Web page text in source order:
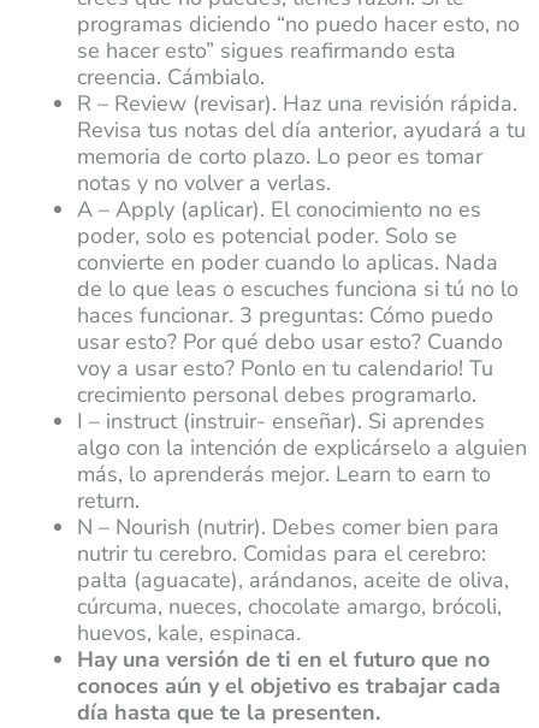
programas diciendo “no puedo hacer esto, no
se hacer esto” sigues reafirmando esta
creencia. Cámbialo.
R – Review (revisar). Haz una revisión rápida.
Revisa tus notas del día anterior, ayudará a tu
memoria de corto plazo. Lo peor es tomar
notas y no volver a verlas.
A – Apply (aplicar). El conocimiento no es
poder, solo es potencial poder. Solo se
convierte en poder cuando lo aplicas. Nada
de lo que leas o escuches funciona si tú no lo
haces funcionar. 3 preguntas: Cómo puedo
usar esto? Por qué debo usar esto? Cuando
voy a usar esto? Ponlo en tu calendario! Tu
crecimiento personal debes programarlo.
I – instruct (instruir- enseñar). Si aprendes
algo con la intención de explicárselo a alguien
más, lo aprenderás mejor. Learn to earn to
return.
N – Nourish (nutrir). Debes comer bien para
nutrir tu cerebro. Comidas para el cerebro:
palta (aguacate), arándanos, aceite de oliva,
cúrcuma, nueces, chocolate amargo, brócoli,
huevos, kale, espinaca.
Hay una versión de ti en el futuro que no
conoces aún y el objetivo es trabajar cada
día hasta que te la presenten.